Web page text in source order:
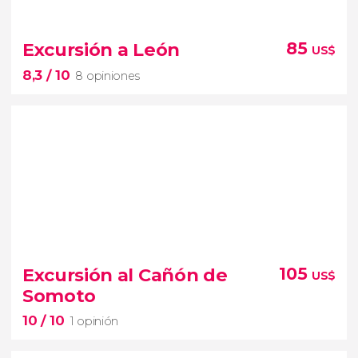
5 opiniones
situada en un lago de agua dulce
Excursión a León
8,3 / 10 8 opiniones
85 US$
8 opiniones
¿Queréis descubrir la historia de la ciudad en la que
descansa Rubén Darío?
Excursión al Cañón de
Somoto
10/ 10 1 opinión
105 US$